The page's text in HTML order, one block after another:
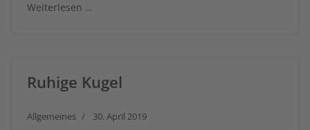
Weiterlesen …
Ruhige Kugel
Allgemeines 30. April 2019